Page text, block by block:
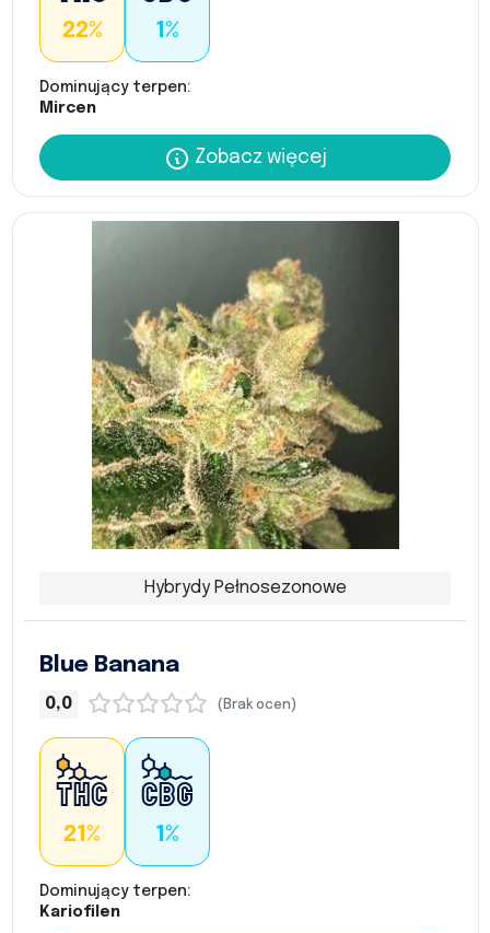
22% 1%
Dominujący terpen:
Mircen
Zobacz więcej
Hybrydy Pełnosezonowe
Blue Banana
0,0 (Brak ocen)
21% 1%
Dominujący terpen:
Kariofilen